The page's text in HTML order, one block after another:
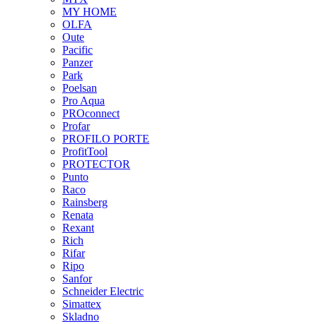
MY HOME
OLFA
Oute
Pacific
Panzer
Park
Poelsan
Pro Aqua
PROconnect
Profar
PROFILO PORTE
ProfitTool
PROTECTOR
Punto
Raco
Rainsberg
Renata
Rexant
Rich
Rifar
Ripo
Sanfor
Schneider Electric
Simattex
Skladno